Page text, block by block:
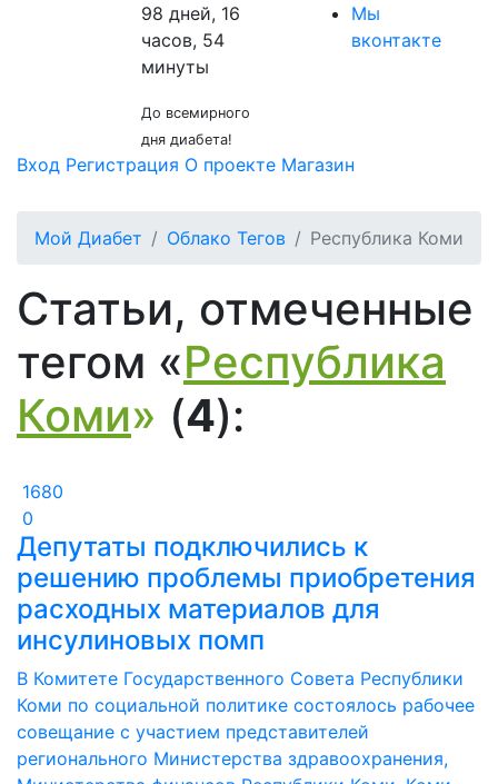
98 дней, 16
часов, 54
минуты
До всемирного
дня диабета!
Мы
вконтакте
Вход Регистрация О проекте Магазин
Мой Диабет Облако Тегов Республика Коми
Статьи, отмеченные
тегом «Республика
Коми» (4):
1680
0
Депутаты подключились к
решению проблемы приобретения
расходных материалов для
инсулиновых помп
В Комитете Государственного Совета Республики
Коми по социальной политике состоялось рабочее
совещание с участием представителей
регионального Министерства здравоохранения,